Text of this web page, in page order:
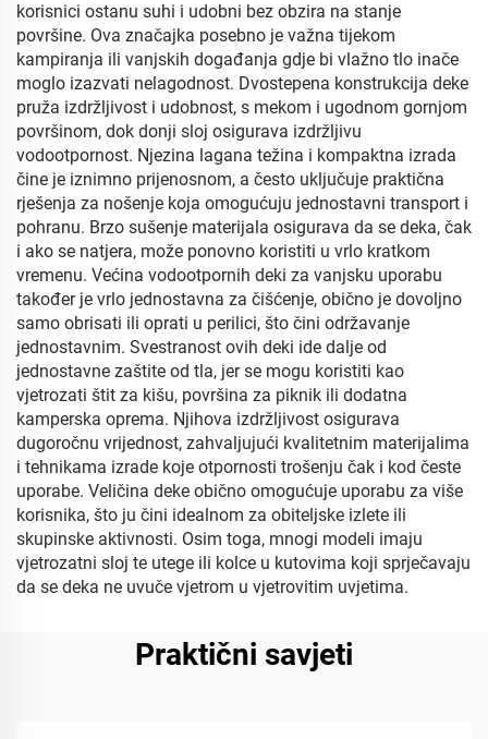
korisnici ostanu suhi i udobni bez obzira na stanje
površine. Ova značajka posebno je važna tijekom
kampiranja ili vanjskih događanja gdje bi vlažno tlo inače
moglo izazvati nelagodnost. Dvostepena konstrukcija deke
pruža izdržljivost i udobnost, s mekom i ugodnom gornjom
površinom, dok donji sloj osigurava izdržljivu
vodootpornost. Njezina lagana težina i kompaktna izrada
čine je iznimno prijenosnom, a često uključuje praktična
rješenja za nošenje koja omogućuju jednostavni transport i
pohranu. Brzo sušenje materijala osigurava da se deka, čak
i ako se natjera, može ponovno koristiti u vrlo kratkom
vremenu. Većina vodootpornih deki za vanjsku uporabu
također je vrlo jednostavna za čišćenje, obično je dovoljno
samo obrisati ili oprati u perilici, što čini održavanje
jednostavnim. Svestranost ovih deki ide dalje od
jednostavne zaštite od tla, jer se mogu koristiti kao
vjetrozati štit za kišu, površina za piknik ili dodatna
kamperska oprema. Njihova izdržljivost osigurava
dugoročnu vrijednost, zahvaljujući kvalitetnim materijalima
i tehnikama izrade koje otpornosti trošenju čak i kod česte
uporabe. Veličina deke obično omogućuje uporabu za više
korisnika, što ju čini idealnom za obiteljske izlete ili
skupinske aktivnosti. Osim toga, mnogi modeli imaju
vjetrozatni sloj te utege ili kolce u kutovima koji sprječavaju
da se deka ne uvuče vjetrom u vjetrovitim uvjetima.
Praktični savjeti